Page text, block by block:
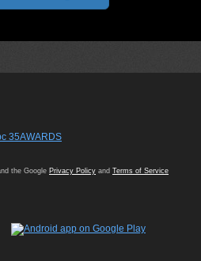
35AWARDS
the Google Privacy Policy and Terms of Service